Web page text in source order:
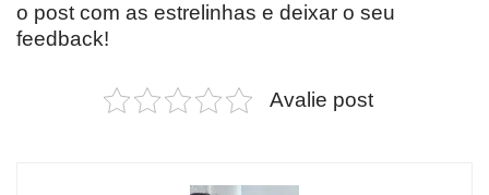
o post com as estrelinhas e deixar o seu
feedback!
Avalie post